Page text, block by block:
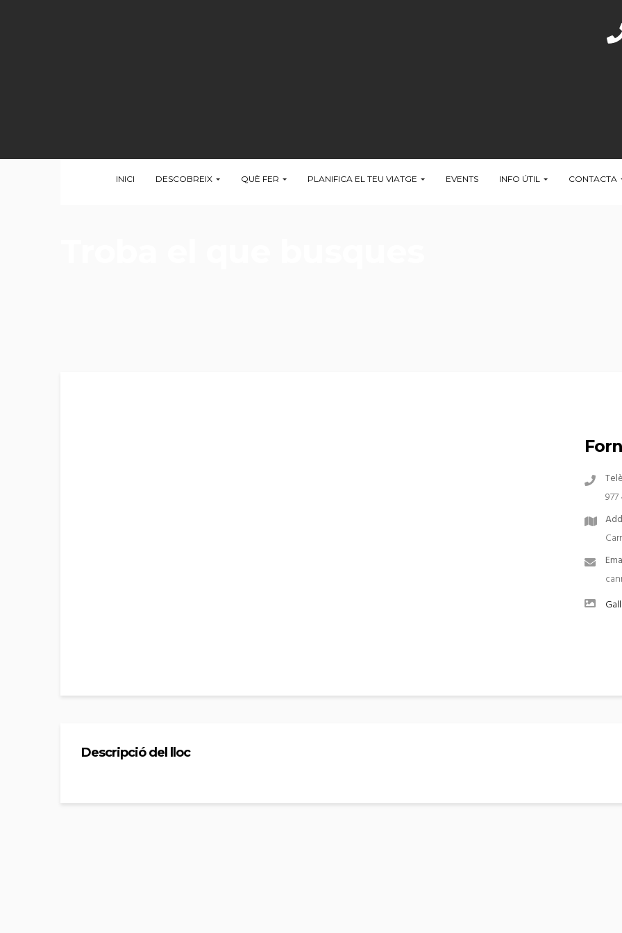
INICI DESCOBREIX QUÈ FER PLANIFICA EL TEU VIATGE EVENTS INFO ÚTIL CONTACTA
977
Descripció del lloc